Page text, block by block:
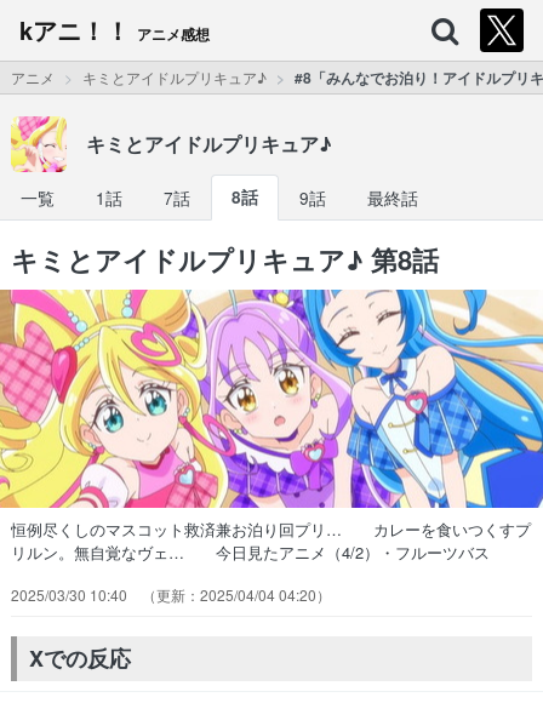
kアニ！！ アニメ感想
アニメ キミとアイドルプリキュア♪ #8「みんなでお泊り！アイドルプリ
キミとアイドルプリキュア♪
一覧 1話 7話 8話 9話 最終話
キミとアイドルプリキュア♪ 第8話
恒例尽くしのマスコット救済兼お泊り回プリ… カレーを食いつくすプ
リルン。無自覚なヴェ… 今日見たアニメ（4/2）・フルーツバス
キュア大研究！」をバンダイチ… プリルンが可愛らしい回だった。う
ップロードしたプリルンがお仕置きさ… 新規加入回も終わり日常みた
いな回になって… アイドルプリキュア研究のためにお泊まり会…
2025/03/30 10:40 2025/04/04 04:20
Xでの反応